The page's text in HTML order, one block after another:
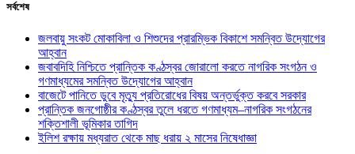
সর্বশেষ
জলবায়ু সংকট মোকাবিলা ও শিশুদের প্রারম্ভিক বিকাশে সমন্বিত উদ্যোগের
আহ্বান
জবাবদিহি নিশ্চিতে প্রান্তিক কণ্ঠস্বর জোরালো করতে নাগরিক সংগঠন ও
গণমাধ্যমের সমন্বিত উদ্যোগের আহ্বান
বাজেটে পানিতে ডুবে মৃত্যু প্রতিরোধের বিষয় অন্তর্ভুক্ত করবে সরকার
প্রান্তিক জনগোষ্ঠীর কণ্ঠস্বর তুলে ধরতে গণমাধ্যম–নাগরিক সংগঠনের
শক্তিশালী ভূমিকার তাগিদ
ইলিশ রক্ষায় মধ্যরাত থেকে মাছ ধরায় ২ মাসের নিষেধাজ্ঞা